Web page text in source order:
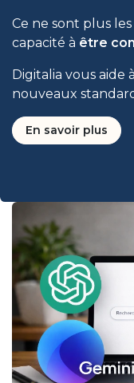
Ce ne sont plus
capacité à être
Digitalia vous aide
nouveaux
En savoir plus